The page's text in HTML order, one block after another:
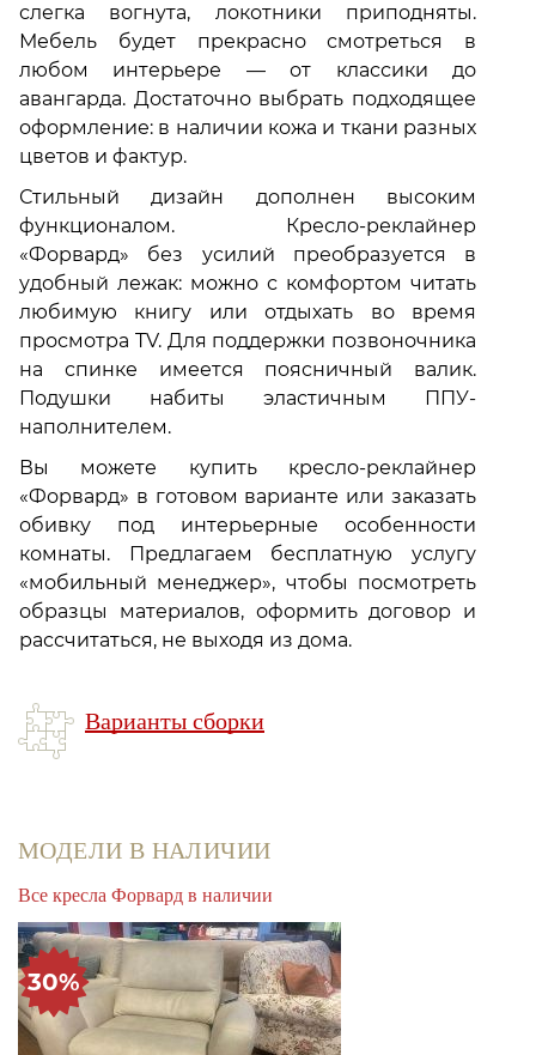
слегка вогнута, локотники приподняты.
Мебель будет прекрасно смотреться в
любом интерьере — от классики до
авангарда. Достаточно выбрать подходящее
оформление: в наличии кожа и ткани разных
цветов и фактур.
Стильный дизайн дополнен высоким
функционалом. Кресло-реклайнер
«Форвард» без усилий преобразуется в
удобный лежак: можно с комфортом читать
любимую книгу или отдыхать во время
просмотра TV. Для поддержки позвоночника
на спинке имеется поясничный валик.
Подушки набиты эластичным ППУ-
наполнителем.
Вы можете купить кресло-реклайнер
«Форвард» в готовом варианте или заказать
обивку под интерьерные особенности
комнаты. Предлагаем бесплатную услугу
«мобильный менеджер», чтобы посмотреть
образцы материалов, оформить договор и
рассчитаться, не выходя из дома.
Варианты сборки
МОДЕЛИ В НАЛИЧИИ
Все кресла Форвард в наличии
30%